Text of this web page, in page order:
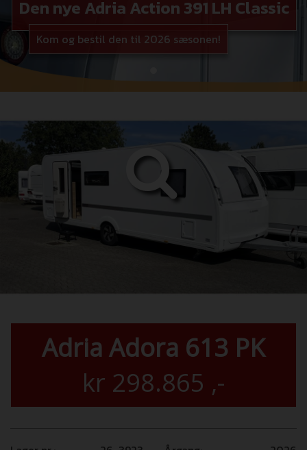
Den nye Adria Action 391 LH Classic
Kom og bestil den til 2026 sæsonen!
Adria Adora 613 PK
kr 298.865 ,-